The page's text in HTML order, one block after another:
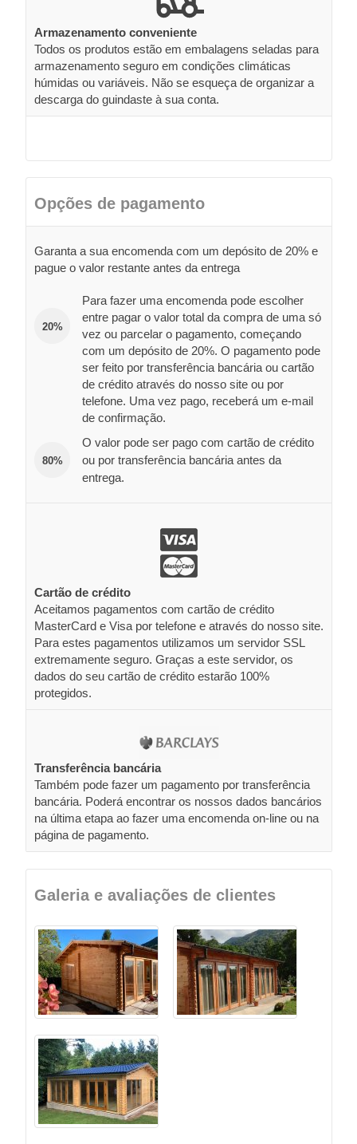
Armazenamento conveniente
Todos os produtos estão em embalagens seladas para
armazenamento seguro em condições climáticas
húmidas ou variáveis. Não se esqueça de organizar a
descarga do guindaste à sua conta.
Opções de pagamento
Garanta a sua encomenda com um depósito de 20% e
pague o valor restante antes da entrega
20%
Para fazer uma encomenda pode escolher
entre pagar o valor total da compra de uma só
vez ou parcelar o pagamento, começando
com um depósito de 20%. O pagamento pode
ser feito por transferência bancária ou cartão
de crédito através do nosso site ou por
telefone. Uma vez pago, receberá um e-mail
de confirmação.
80%
O valor pode ser pago com cartão de crédito
ou por transferência bancária antes da
entrega.
Cartão de crédito
Aceitamos pagamentos com cartão de crédito
MasterCard e Visa por telefone e através do nosso site.
Para estes pagamentos utilizamos um servidor SSL
extremamente seguro. Graças a este servidor, os
dados do seu cartão de crédito estarão 100%
protegidos.
Transferência bancária
Também pode fazer um pagamento por transferência
bancária. Poderá encontrar os nossos dados bancários
na última etapa ao fazer uma encomenda on-line ou na
página de pagamento.
Galeria e avaliações de clientes